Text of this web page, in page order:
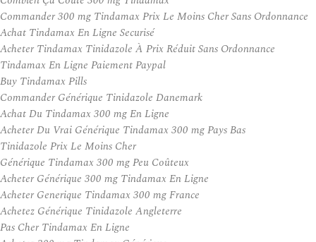
Commander 300 mg Tindamax Prix Le Moins Cher Sans Ordonnance
Achat Tindamax En Ligne Securisé
Acheter Tindamax Tinidazole À Prix Réduit Sans Ordonnance
Tindamax En Ligne Paiement Paypal
Buy Tindamax Pills
Commander Générique Tinidazole Danemark
Achat Du Tindamax 300 mg En Ligne
Acheter Du Vrai Générique Tindamax 300 mg Pays Bas
Tinidazole Prix Le Moins Cher
Générique Tindamax 300 mg Peu Coûteux
Acheter Générique 300 mg Tindamax En Ligne
Acheter Generique Tindamax 300 mg France
Achetez Générique Tinidazole Angleterre
Pas Cher Tindamax En Ligne